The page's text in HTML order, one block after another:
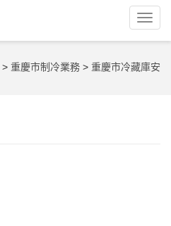
導
航
單
> 重慶市制冷業務 > 重慶市冷藏庫安